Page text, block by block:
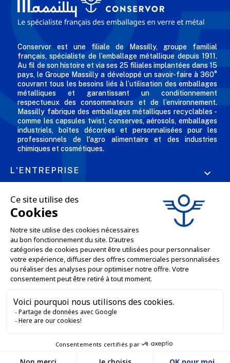
Conservor est une filiale de Massilly, groupe familial
français, spécialiste de l’emballage métallique depuis 1911.
Au fil de son histoire et via ses 25 filiales implantées dans 15
pays, le Groupe Massilly a développé un savoir-faire à 360°
couvrant tous les besoins liés à l’utilisation des emballages
métalliques et garantissant un conditionnement
respectueux des consommateurs et de l’environnement.
Massilly fabrique des emballages métalliques recyclables -
comme les capsules twist, conserves, aérosols, emballages
industriels, boîtes décorées et personnalisées pour les
professionnels de l'agro alimentaire et des industries
chimiques et cosmétiques.
L'ENTREPRISE 
NOS OFFRES 
SERVICES VENTE EN LIGNE 
GARDONS LE CONTACT
Nous contacter
SITE E-COMMERCE
Du lundi au vendredi
entre 13h30 et 17h